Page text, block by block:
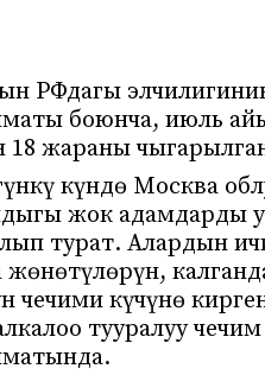
РФдагы
боюнча, июль
18 жараны
күндө Москва
жок адамдарды
турат. Алардын
чечими күчүнө
тууралуу